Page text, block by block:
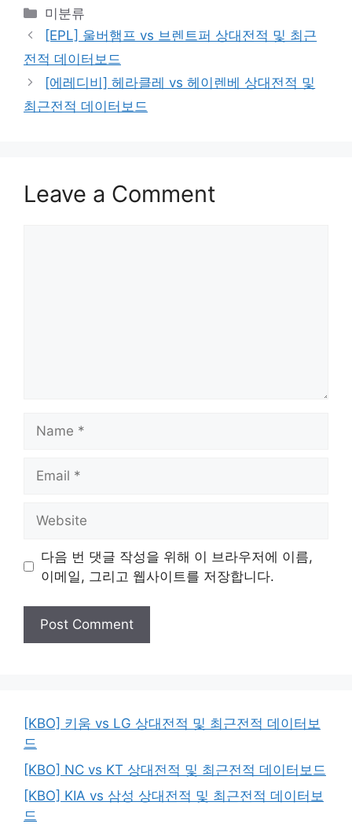
Categories
미분류
[EPL] 울버햄프 vs 브렌트퍼 상대전적 및 최근
전적 데이터보드
[에레디비] 헤라클레 vs 헤이렌베 상대전적 및
최근전적 데이터보드
Leave a Comment
다음 번 댓글 작성을 위해 이 브라우저에 이름,
이메일, 그리고 웹사이트를 저장합니다.
[KBO] 키움 vs LG 상대전적 및 최근전적 데이터보
드
[KBO] NC vs KT 상대전적 및 최근전적 데이터보드
[KBO] KIA vs 삼성 상대전적 및 최근전적 데이터보
드